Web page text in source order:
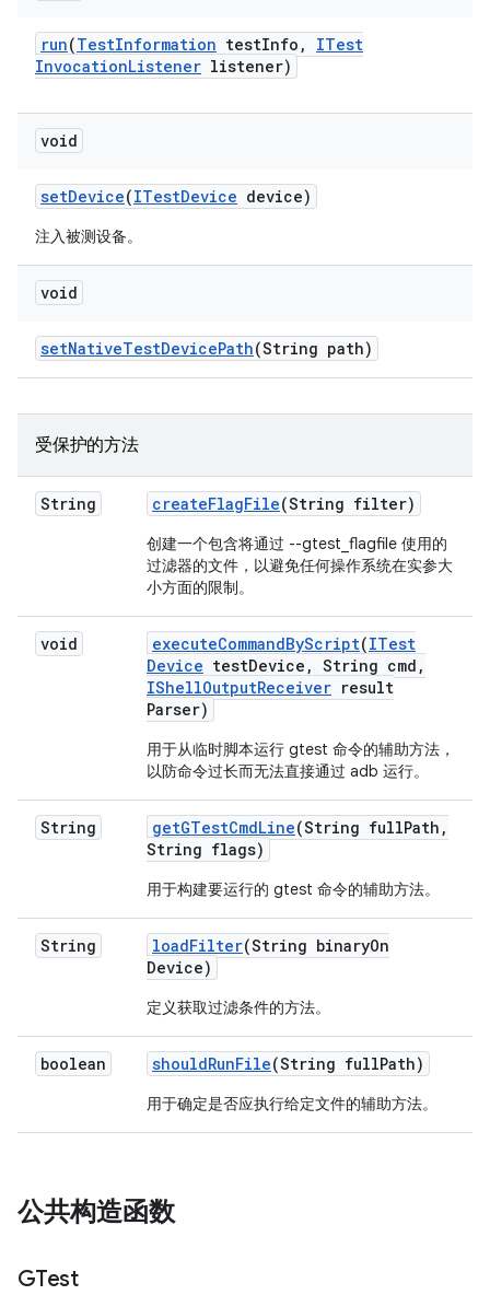
run(TestInformation testInfo ,
ITest
InvocationListener listener)
void
setDevice(ITestDevice device)
注入被测设备。
void
setNativeTestDevicePath(String path)
受保护的方法
String createFlagFile(String filter)
创建一个包含将通过 --gtest_flagfile 使用的
过滤器的文件，以避免任何操作系统在实参大
小方面的限制。
void executeCommandByScript(ITest
Device testDevice , String cmd ,
IShellOutputReceiver result
Parser)
用于从临时脚本运行 gtest 命令的辅助方法，
以防命令过长而无法直接通过 adb 运行。
String getGTestCmdLine(String fullPath ,
String flags)
用于构建要运行的 gtest 命令的辅助方法。
String loadFilter(String binaryOn
Device)
定义获取过滤条件的方法。
boolean shouldRunFile(String fullPath)
用于确定是否应执行给定文件的辅助方法。
公共构造函数
GTest